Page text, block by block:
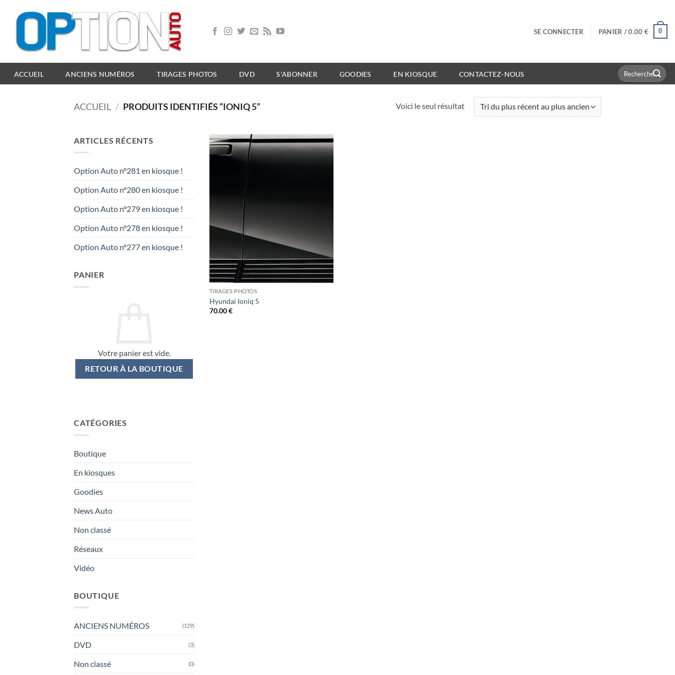
SE CONNECTER PANIER /0.00 € 0
ACCUEIL ANCIENS NUMÉROS TIRAGES PHOTOS DVD S’ABONNER GOODIES EN KIOSQUE CONTACTEZ-NOUS
Recherche
pour :
ACCUEIL / PRODUITS IDENTIFIÉS “IONIQ 5” Voici le seul résultat
ARTICLES RÉCENTS
Option Auto n°281 en kiosque !
Option Auto n°280 en kiosque !
Option Auto n°279 en kiosque !
Option Auto n°278 en kiosque !
Option Auto n°277 en kiosque !
PANIER
Votre panier est vide.
RETOUR À LA BOUTIQUE
CATÉGORIES
Boutique
En kiosques
Goodies
News Auto
Non classé
Réseaux
Vidéo
BOUTIQUE
ANCIENS NUMÉROS (129)
DVD (3)
Non classé (0)
TIRAGES PHOTOS
Hyundai Ioniq 5
70.00€